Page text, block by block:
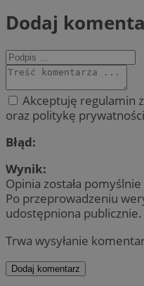
Dodaj
Akceptuję regulamin
oraz politykę
Błąd:
Wynik:
Opinia została
Po przeprowadzeniu
udostępniona publicznie.
Trwa wysyłanie
Dodaj komentarz